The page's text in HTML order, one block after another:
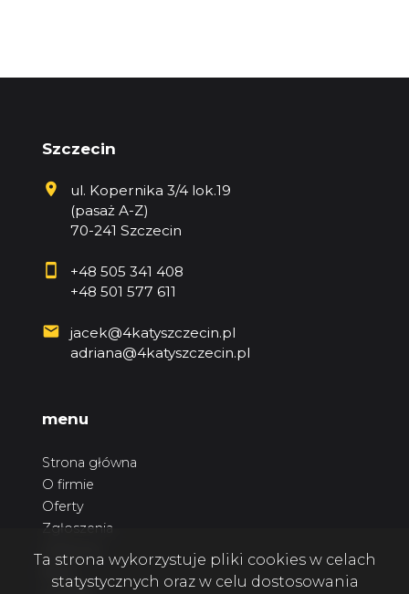
Szczecin
ul. Kopernika 3/4 lok.19
(pasaż A-Z)
70-241 Szczecin
+48 505 341 408
+48 501 577 611
jacek@4katyszczecin.pl
adriana@4katyszczecin.pl
menu
Strona główna
O firmie
Oferty
Zgłoszenia
Ta strona wykorzystuje pliki cookies w celach
statystycznych oraz w celu dostosowania